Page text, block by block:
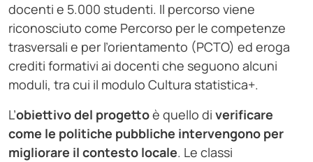
docenti e 5.000 studenti. Il percorso viene
riconosciuto come Percorso per le competenze
trasversali e per l’orientamento (PCTO) ed eroga
crediti formativi ai docenti che seguono alcuni
moduli, tra cui il modulo Cultura statistica+.
L’obiettivo del progettoè quello di verificare
come le politiche pubbliche intervengono per
migliorare il contesto locale. Le classi